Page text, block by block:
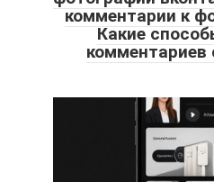
комментарии к
Какие